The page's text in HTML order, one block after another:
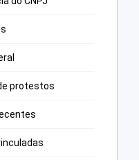
protestos